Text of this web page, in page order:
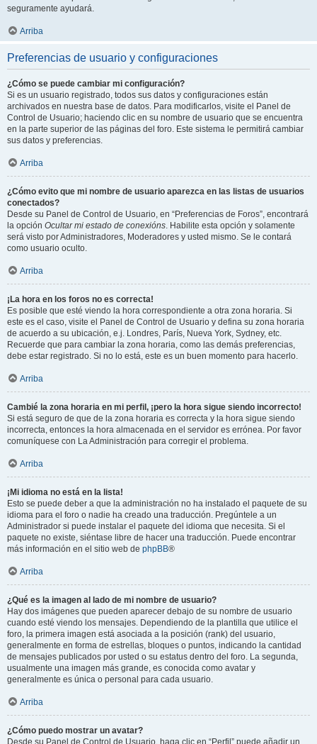
seguramente ayudará.
Arriba
Preferencias de usuario y configuraciones
¿Cómo se puede cambiar mi configuración?
Si es un usuario registrado, todos sus datos y configuraciones están
archivados en nuestra base de datos. Para modificarlos, visite el Panel de
Control de Usuario; haciendo clic en su nombre de usuario que se encuentra
en la parte superior de las páginas del foro. Este sistema le permitirá cambiar
sus datos y preferencias.
Arriba
¿Cómo evito que mi nombre de usuario aparezca en las listas de usuarios
conectados?
Desde su Panel de Control de Usuario, en “Preferencias de Foros”, encontrará
la opción Ocultar mi estado de conexións. Habilite esta opción y solamente
será visto por Administradores, Moderadores y usted mismo. Se le contará
como usuario oculto.
Arriba
¡La hora en los foros no es correcta!
Es posible que esté viendo la hora correspondiente a otra zona horaria. Si
este es el caso, visite el Panel de Control de Usuario y defina su zona horaria
de acuerdo a su ubicación, e.j. Londres, París, Nueva York, Sydney, etc.
Recuerde que para cambiar la zona horaria, como las demás preferencias,
debe estar registrado. Si no lo está, este es un buen momento para hacerlo.
Arriba
Cambié la zona horaria en mi perfil, ¡pero la hora sigue siendo incorrecto!
Si está seguro de que de la zona horaria es correcta y la hora sigue siendo
incorrecta, entonces la hora almacenada en el servidor es errónea. Por favor
comuníquese con La Administración para corregir el problema.
Arriba
¡Mi idioma no está en la lista!
Esto se puede deber a que la administración no ha instalado el paquete de su
idioma para el foro o nadie ha creado una traducción. Pregúntele a un
Administrador si puede instalar el paquete del idioma que necesita. Si el
paquete no existe, siéntase libre de hacer una traducción. Puede encontrar
más información en el sitio web de phpBB®
Arriba
¿Qué es la imagen al lado de mi nombre de usuario?
Hay dos imágenes que pueden aparecer debajo de su nombre de usuario
cuando esté viendo los mensajes. Dependiendo de la plantilla que utilice el
foro, la primera imagen está asociada a la posición (rank) del usuario,
generalmente en forma de estrellas, bloques o puntos, indicando la cantidad
de mensajes publicados por usted o su estatus dentro del foro. La segunda,
usualmente una imagen más grande, es conocida como avatar y
generalmente es única o personal para cada usuario.
Arriba
¿Cómo puedo mostrar un avatar?
Desde su Panel de Control de Usuario, haga clic en “Perfil” puede añadir un